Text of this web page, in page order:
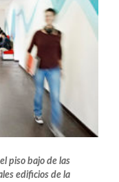
piso bajo de las
edificios de la